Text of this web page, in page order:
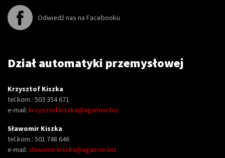
Odwiedź nas na Facebooku
Dział automatyki przemysłowej
Krzysztof Kiszka
tel.kom.: 503 354 671
e-mail: krzysztof.kiszka@agamon.biz
Sławomir Kiszka
tel.kom.: 501 748 646
e-mail: slawomir.kiszka@agamon.biz